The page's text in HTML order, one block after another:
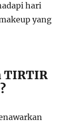
hari
yang
TIRTIR